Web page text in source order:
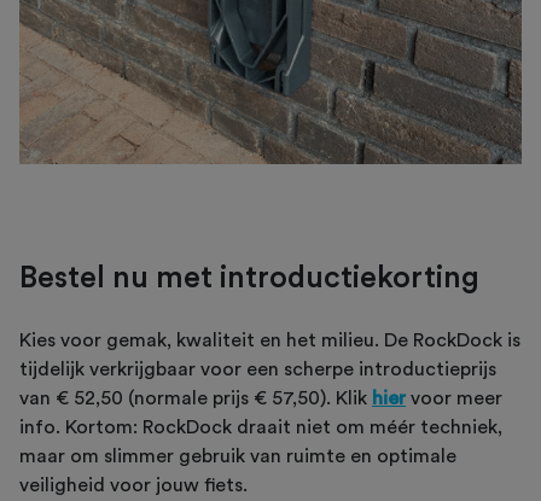
Bestel nu met introductiekorting
Kies voor gemak, kwaliteit en het milieu. De RockDock is
tijdelijk verkrijgbaar voor een scherpe introductieprijs
van € 52,50 (normale prijs € 57,50). Klik hier voor meer
info. Kortom: RockDock draait niet om méér techniek,
maar om slimmer gebruik van ruimte en optimale
veiligheid voor jouw fiets.